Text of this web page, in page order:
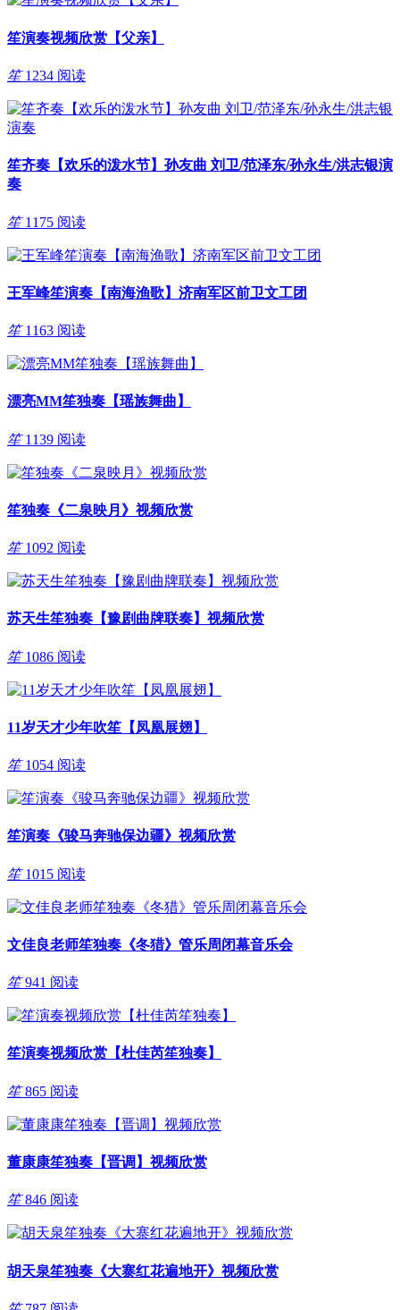
笙演奏视频欣赏【父亲】
笙 1234 阅读
笙齐奏【欢乐的泼水节】孙友曲 刘卫/范泽东/孙永生/洪志银演
奏
笙 1175 阅读
王军峰笙演奏【南海渔歌】济南军区前卫文工团
笙 1163 阅读
漂亮MM笙独奏【瑶族舞曲】
笙 1139 阅读
笙独奏《二泉映月》视频欣赏
笙 1092 阅读
苏天生笙独奏【豫剧曲牌联奏】视频欣赏
笙 1086 阅读
11岁天才少年吹笙【凤凰展翅】
笙 1054 阅读
笙演奏《骏马奔驰保边疆》视频欣赏
笙 1015 阅读
文佳良老师笙独奏《冬猎》管乐周闭幕音乐会
笙 941 阅读
笙演奏视频欣赏【杜佳芮笙独奏】
笙 865 阅读
董康康笙独奏【晋调】视频欣赏
笙 846 阅读
胡天泉笙独奏《大寨红花遍地开》视频欣赏